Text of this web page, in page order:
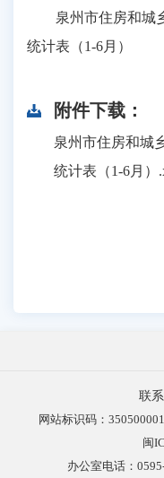
泉州市住房和城乡
统计表（1-6月）
附件下载：
泉州市住房和城
统计表（1-6月）
联
网站标识码：
闽
办公室电话：